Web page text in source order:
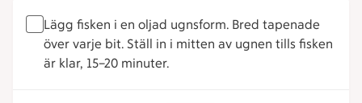
Lägg fisken i en oljad ugnsform. Bred tapenade
över varje bit. Ställ in i mitten av ugnen tills fisken
är klar, 15–20 minuter.